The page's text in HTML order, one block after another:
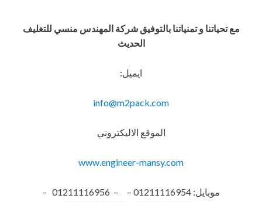
مع تحياتنا و تمنياتنا بالتوفيق شركة المهندس منسي للتغليف
الحديث
ايميل:
info@m2pack.com
الموقع الاليكتروني
www.engineer-mansy.com
موبايل: 01211116954 – – 01211116956 –